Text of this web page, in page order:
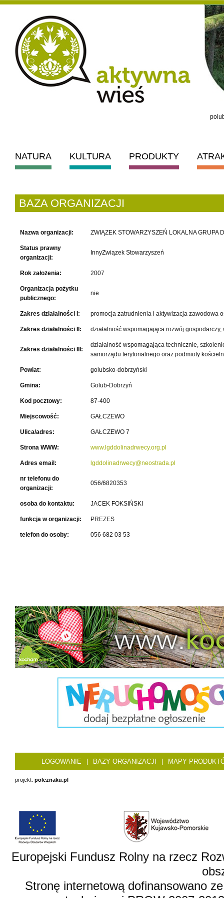
NATURA KULTURA PRODUKTY
BAZA ORGANIZACJI
Nazwa organizacji: ZWIĄZEK STOWARZYSZEŃ LOKALNA GRUPA
Status prawny
organizacji:
InnyZwiązek Stowarzyszeń
Rok założenia: 2007
Organizacja pożytku
publicznego:
nie
Zakres działalności I: promocja zatrudnienia i aktywizacja zawodowa
Zakres działalności II: działalność wspomagająca rozwój
Zakres działalności III:
działalność wspomagająca technicznie,
samorządu terytorialnego oraz podmioty
Powiat: golubsko-dobrzyński
Gmina: Golub-Dobrzyń
Kod pocztowy: 87-400
Miejscowość: GAŁCZEWO
Ulica/adres: GAŁCZEWO 7
Strona WWW: www.lgddolinadrwecy.org.pl
Adres email: lgddolinadrwecy@neostrada.pl
nr telefonu do
organizacji:
056/6820353
osoba do kontaktu: JACEK FOKSIŃSKI
funkcja w organizacji: PREZES
telefon do osoby: 056 682 03 53
LOGOWANIE BAZY ORGANIZACJI MAPY
projekt: poleznaku.pl
Europejski Fundusz Rolny na rzecz
Stronę internetową dofinansowano